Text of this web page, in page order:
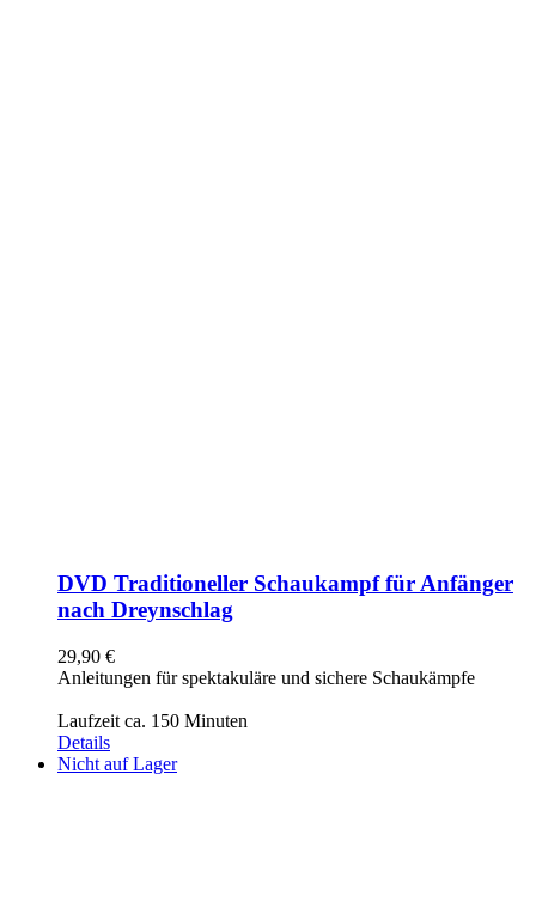
DVD Traditioneller Schaukampf für Anfänger
nach Dreynschlag
29,90 €
Anleitungen für spektakuläre und sichere Schaukämpfe
Laufzeit ca. 150 Minuten
Details
Nicht auf Lager